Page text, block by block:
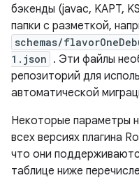
бэкенды (javac, KAPT,
папки с разметкой,
schemas/
1.json . Эти файлы
репозиторий для
автоматической
Некоторые параметры
всех версиях плагина
что они
таблице ниже